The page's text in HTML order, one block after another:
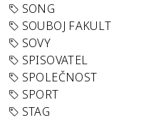
SONG
SOUBOJ FAKULT
SOVY
SPISOVATEL
SPOLEČNOST
SPORT
STAG